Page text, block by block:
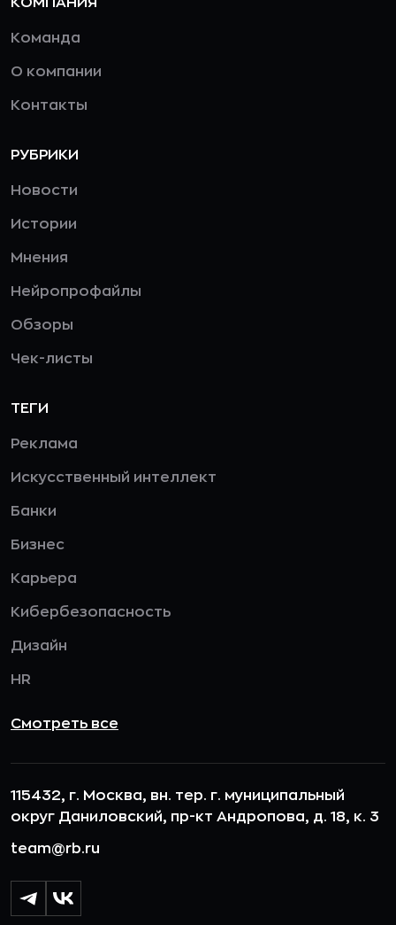
КОМПАНИЯ
Команда
О компании
Контакты
РУБРИКИ
Новости
Истории
Мнения
Нейропрофайлы
Обзоры
Чек-листы
ТЕГИ
Реклама
Искусственный интеллект
Банки
Бизнес
Карьера
Кибербезопасность
Дизайн
HR
Смотреть все
115432, г. Москва, вн. тер. г. муниципальный
округ Даниловский, пр-кт Андропова, д. 18, к. 3
team@rb.ru